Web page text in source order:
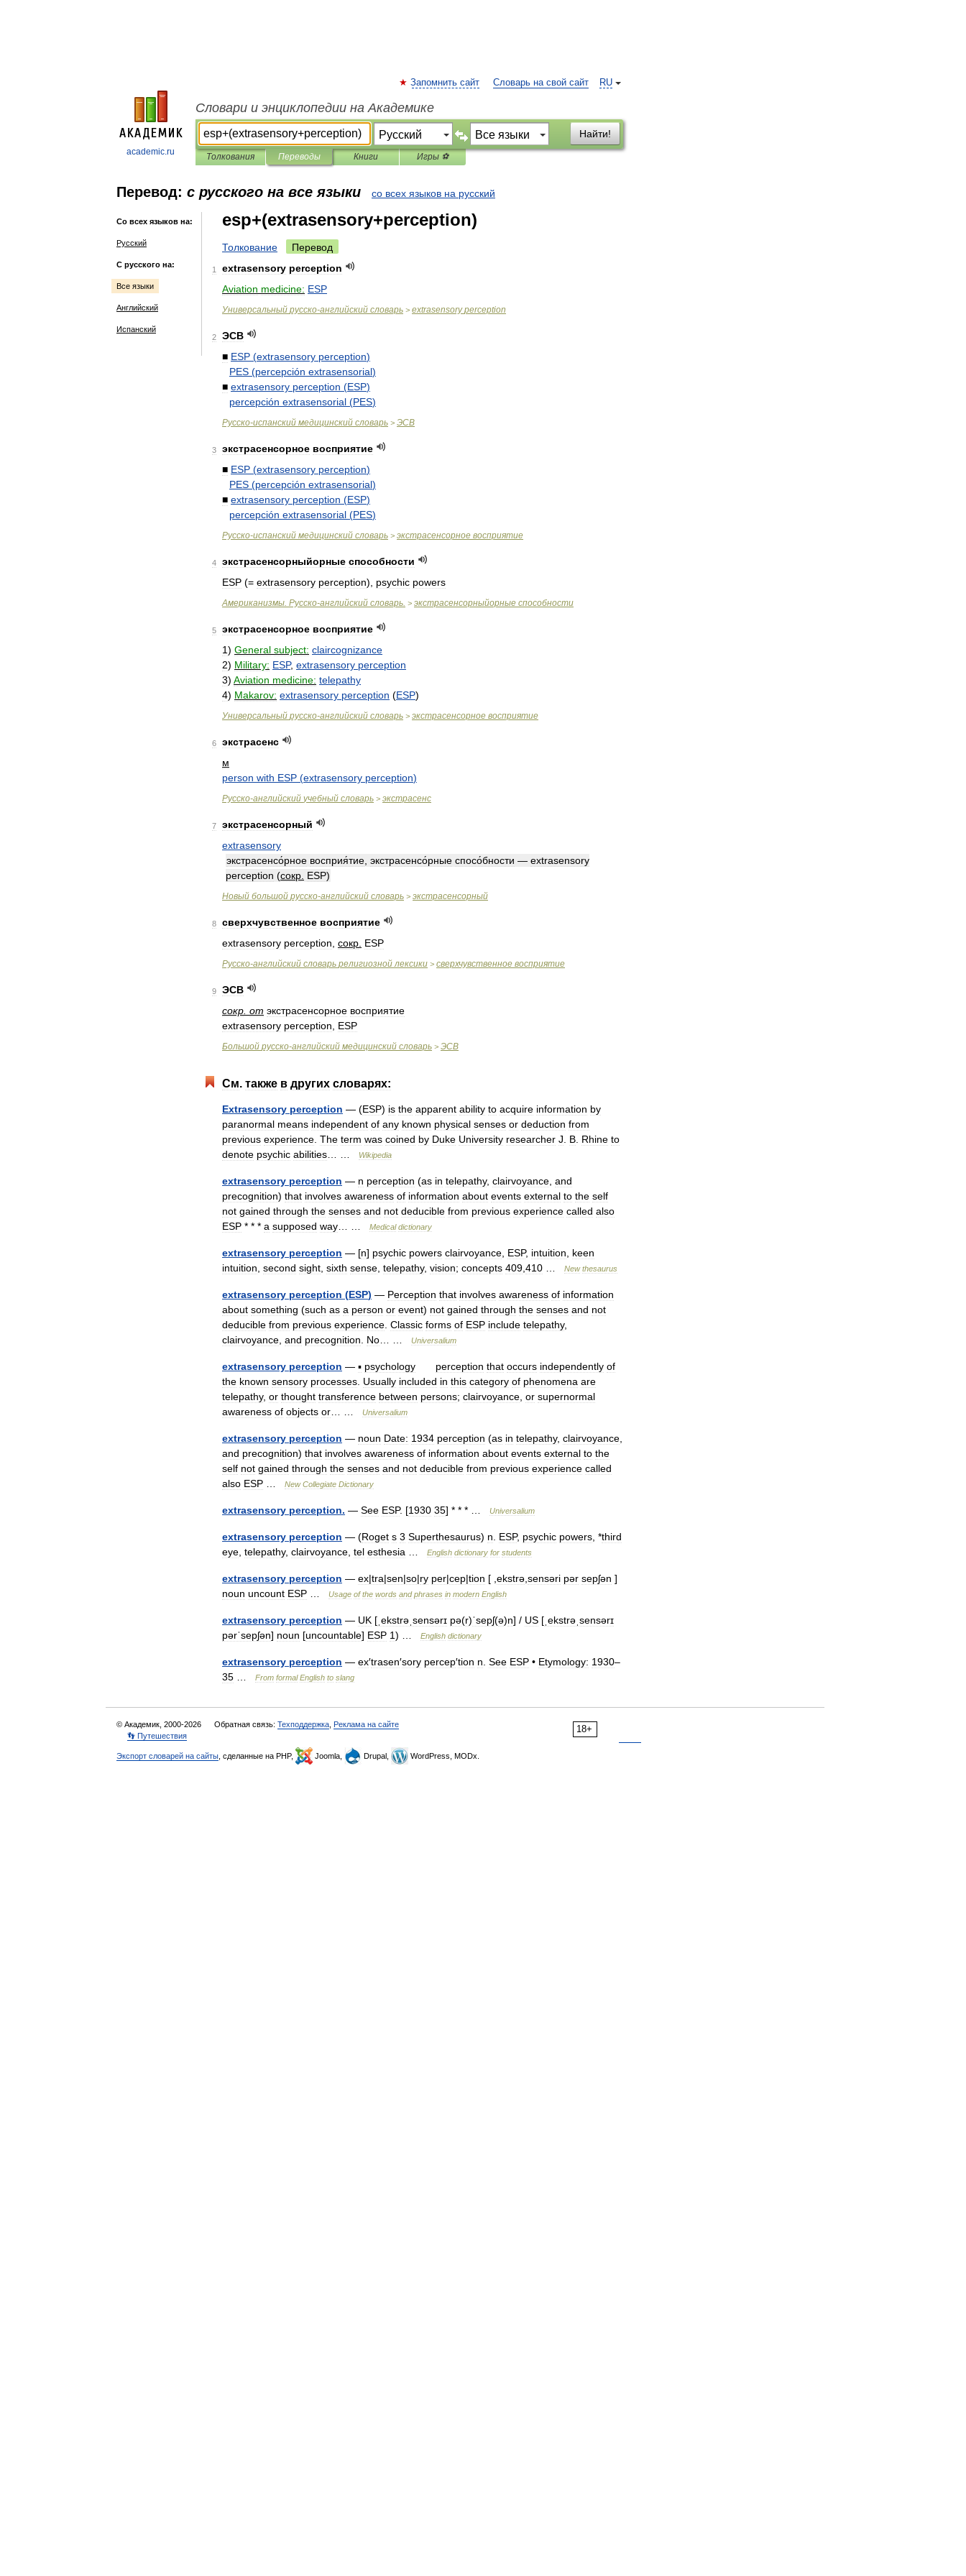
academic.ru
RU
Запомнить сайт Словарь на свой сайт
Словари и энциклопедии на Академике
Найти!
Толкования Переводы Книги Игры ⚽
Перевод: с русского на все языки со всех языков на русский
Со всех языков на:
Русский
С русского на:
Все языки
Английский
Испанский
esp+(extrasensory+perception)
Толкование Перевод
1 extrasensory perception
Aviation medicine: ESP
Универсальный русско-английский словарь > extrasensory perception
2
ЭСВ
■ ESP (extrasensory perception)
PES (percepción extrasensorial)
■ extrasensory perception (ESP)
percepción extrasensorial (PES)
Русско-испанский медицинский словарь > ЭСВ
3 экстрасенсорное восприятие
■ ESP (extrasensory perception)
PES (percepción extrasensorial)
■ extrasensory perception (ESP)
percepción extrasensorial (PES)
Русско-испанский медицинский словарь > экстрасенсорное восприятие
4 экстрасенсорныйорные способности
ESP (= extrasensory perception), psychic powers
Американизмы. Русско-английский словарь. > экстрасенсорныйорные способности
5 экстрасенсорное восприятие
1) General subject: claircognizance
2) Military: ESP, extrasensory perception
3) Aviation medicine: telepathy
4) Makarov: extrasensory perception (ESP)
Универсальный русско-английский словарь > экстрасенсорное восприятие
6
экстрасенс
м
person with ESP (extrasensory perception)
Русско-английский учебный словарь > экстрасенс
7
экстрасенсорный
extrasensory
экстрасенсо́рное восприя́тие экстрасенсо́рные спосо́бности — extrasensory
perception (сокр ESP)
Новый большой русско-английский словарь > экстрасенсорный
8 сверхчувственное восприятие
extrasensory perception сокр ESP
Русско-английский словарь религиозной лексики > сверхчувственное восприятие
9
ЭСВ
сокр от экстрасенсорное восприятие
extrasensory perception ESP
Большой русско-английский медицинский словарь > ЭСВ
См. также в других словарях:
Extrasensory perception — (ESP) is the apparent ability to acquire information by
paranormal means independent of any known physical senses or deduction from
previous experience The term was coined by Duke University researcher J B Rhine to
denote psychic abilities Wikipedia
extrasensory perception — n perception (as in telepathy, clairvoyance and
precognition) that involves awareness of information about events external to the self
not gained through the senses and not deducible from previous experience called also
ESP * * * a supposed way Medical dictionary
extrasensory perception — [n] psychic powers clairvoyance ESP, intuition
keen
intuition second sight sixth sense telepathy, vision; concepts 409 410 New thesaurus
extrasensory perception (ESP) — Perception that involves awareness of information
about something (such as a person or event) not gained through the senses and not
deducible from previous experience Classic forms of ESP include telepathy,
clairvoyance and precognition No Universalium
extrasensory perception — ▪ psychology perception that occurs independently of
the known sensory processes Usually included in this category of phenomena are
telepathy, or thought transference between persons; clairvoyance or supernormal
awareness of objects or Universalium
extrasensory perception — noun Date: 1934 perception (as in telepathy, clairvoyance
and precognition) that involves awareness of information about events external to the
self not gained through the senses and not deducible from previous experience called
also ESP New Collegiate Dictionary
extrasensory perception. — See ESP. [1930 35] * * * … Universalium
extrasensory perception — (Roget s 3 Superthesaurus) n ESP, psychic powers , *third
eye telepathy, clairvoyance tel esthesia English dictionary for students
extrasensory perception — ex|tra|sen|so|ry per|cep|tion [ , ekstrə sensəri pər sepʃən ]
noun uncount ESP Usage of the words and phrases in modern English
extrasensory perception — UK [ ˌekstrəˌsensərɪ pə(r)ˈsepʃ(ə)n] / US [ ˌekstrəˌsensərɪ
pərˈsepʃən] noun [uncountable] ESP 1) … English dictionary
extrasensory perception — ex′trasen′sory percep′tion n See ESP • Etymology: 1930–
35
From formal English to slang
18+
© Академик, 2000-2026 Обратная связь: Техподдержка Реклама на сайте
👣 Путешествия
Экспорт словарей на сайты , сделанные на PHP, Joomla, Drupal, WordPress, MODx.